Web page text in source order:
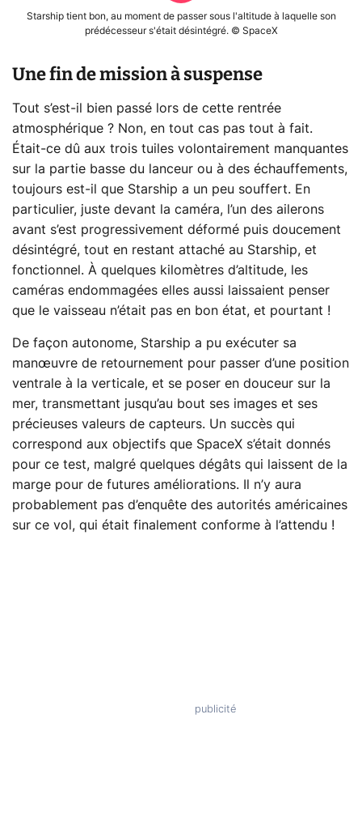
Starship tient bon, au moment de passer sous l'altitude à laquelle son
prédécesseur s'était désintégré. © SpaceX
Une fin de mission à suspense
Tout s’est-il bien passé lors de cette rentrée
atmosphérique ? Non, en tout cas pas tout à fait.
Était-ce dû aux trois tuiles volontairement manquantes
sur la partie basse du lanceur ou à des échauffements,
toujours est-il que Starship a un peu souffert. En
particulier, juste devant la caméra, l’un des ailerons
avant s’est progressivement déformé puis doucement
désintégré, tout en restant attaché au Starship, et
fonctionnel. À quelques kilomètres d’altitude, les
caméras endommagées elles aussi laissaient penser
que le vaisseau n’était pas en bon état, et pourtant !
De façon autonome, Starship a pu exécuter sa
manœuvre de retournement pour passer d’une position
ventrale à la verticale, et se poser en douceur sur la
mer, transmettant jusqu’au bout ses images et ses
précieuses valeurs de capteurs. Un succès qui
correspond aux objectifs que SpaceX s’était donnés
pour ce test, malgré quelques dégâts qui laissent de la
marge pour de futures améliorations. Il n’y aura
probablement pas d’enquête des autorités américaines
sur ce vol, qui était finalement conforme à l’attendu !